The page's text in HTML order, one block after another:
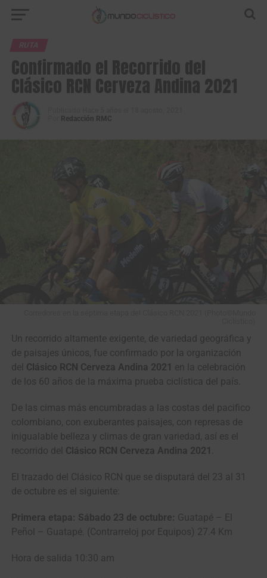
RUTA
Confirmado el Recorrido del
Clásico RCN Cerveza Andina 2021
Redacción RMC
Un recorrido altamente exigente, de variedad geográfica y
de paisajes únicos, fue confirmado por la organización
del Clásico RCN Cerveza Andina 2021 en la celebración
de los 60 años de la máxima prueba ciclística del país.
De las cimas más encumbradas a las costas del pacifico
colombiano, con exuberantes paisajes, con represas de
inigualable belleza y climas de gran variedad, así es el
recorrido del Clásico RCN Cerveza Andina 2021
El trazado del Clásico RCN que se disputará del 23 al 31
de octubre es el siguiente:
Primera etapa: Sábado 23 de octubre: Guatapé – El
Peñol – Guatapé. (Contrarreloj por Equipos) 27.4 Km
Hora de salida 10:30 am